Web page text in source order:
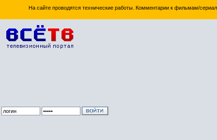
На сайте проводятся технические работы. Комментарии к фильмам/